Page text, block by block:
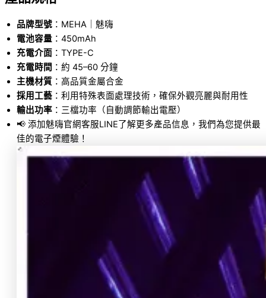
品牌型號 ：MEHA｜魅嗨
電池容量 ：450mAh
充電介面 ：TYPE-C
充電時間 ：約 45–60 分鐘
主機材質 ：高品質金屬合金
採用工藝 ：利用特殊表面處理技術，確保外觀亮麗與耐用性
輸出功率 ：三檔功率（自動調節輸出電壓）
📢 添加魅嗨官網客服LINE了解更多產品信息，我們為您提供最
佳的電子煙體驗！